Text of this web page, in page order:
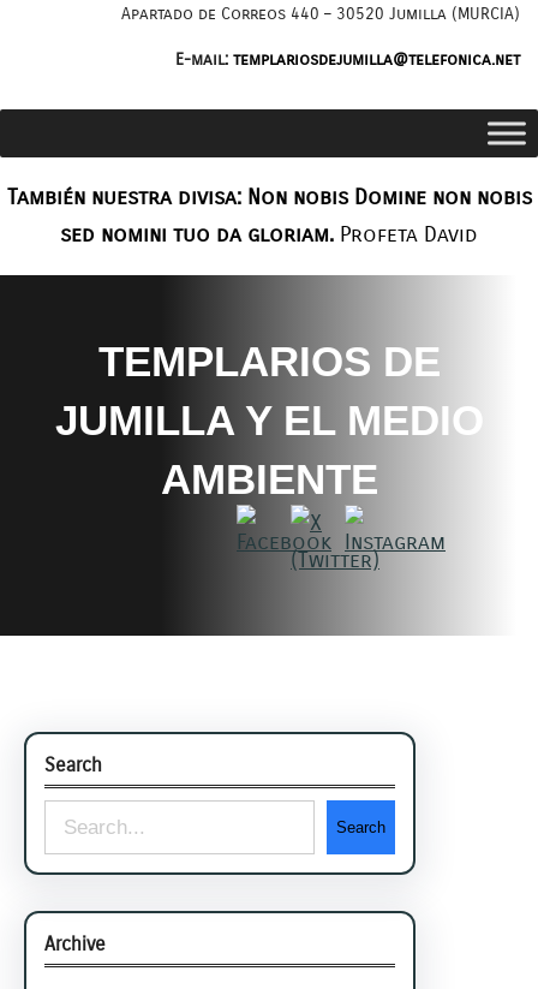
Apartado de Correos 440 – 30520 Jumilla (MURCIA)
E-mail: templariosdejumilla@telefonica.net
También nuestra divisa: Non nobis Domine non nobis
sed nomini tuo da gloriam. Profeta David
TEMPLARIOS DE
JUMILLA Y EL MEDIO
AMBIENTE
Search
e
r
c
Search
Archive